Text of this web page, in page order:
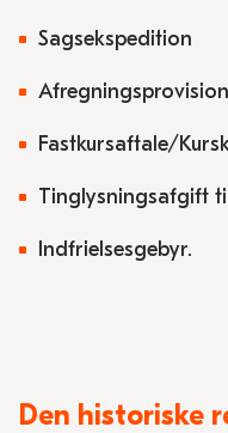
Sagsekspedition
Afregningsprovision
Fastkursaftale/
Tinglysningsafgift
Indfrielsesgebyr.
Den historiske